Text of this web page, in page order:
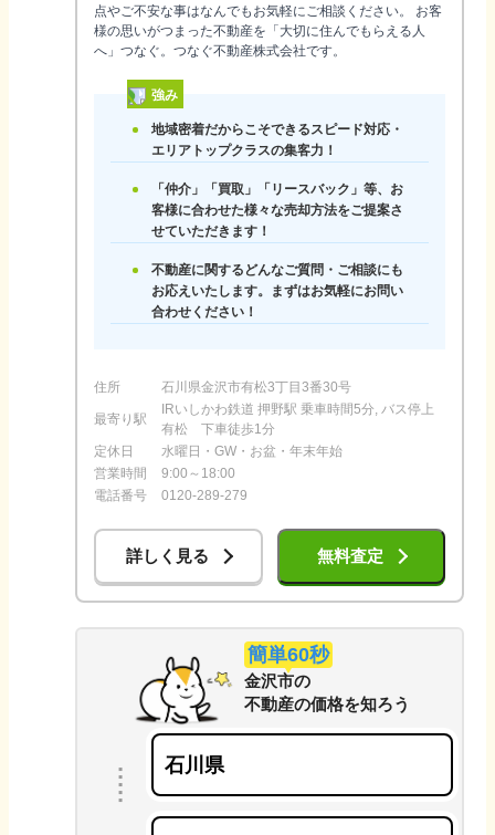
点やご不安な事はなんでもお気軽にご相談ください。 お客
様の思いがつまった不動産を「大切に住んでもらえる人
へ」つなぐ。つなぐ不動産株式会社です。
強み
地域密着だからこそできるスピード対応・
エリアトップクラスの集客力！
「仲介」「買取」「リースバック」等、お
客様に合わせた様々な売却方法をご提案さ
せていただきます！
不動産に関するどんなご質問・ご相談にも
お応えいたします。まずはお気軽にお問い
合わせください！
住所 石川県金沢市有松3丁目3番30号
最寄り駅
IRいしかわ鉄道 押野駅 乗車時間5分, バス停上
有松 下車徒歩1分
定休日
水曜日・GW・お盆・年末年始
営業時間
9:00～18:00
電話番号
0120-289-279
詳しく見る 無料査定
簡単60秒
金沢市の
不動産の価格を知ろう